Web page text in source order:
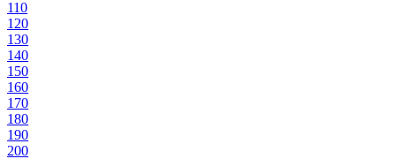
110
120
130
140
150
160
170
180
190
200